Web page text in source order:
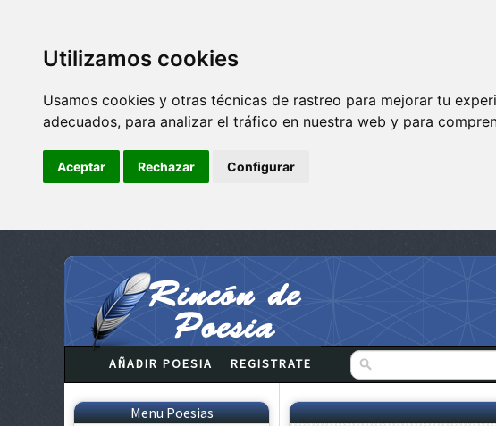
Utilizamos cookies
Usamos cookies y otras técnicas de rastreo para mejorar tu
adecuados, para analizar el tráfico en nuestra web y para
Aceptar Rechazar Configurar
AÑADIR POESIA REGISTRATE
Menu Poesias